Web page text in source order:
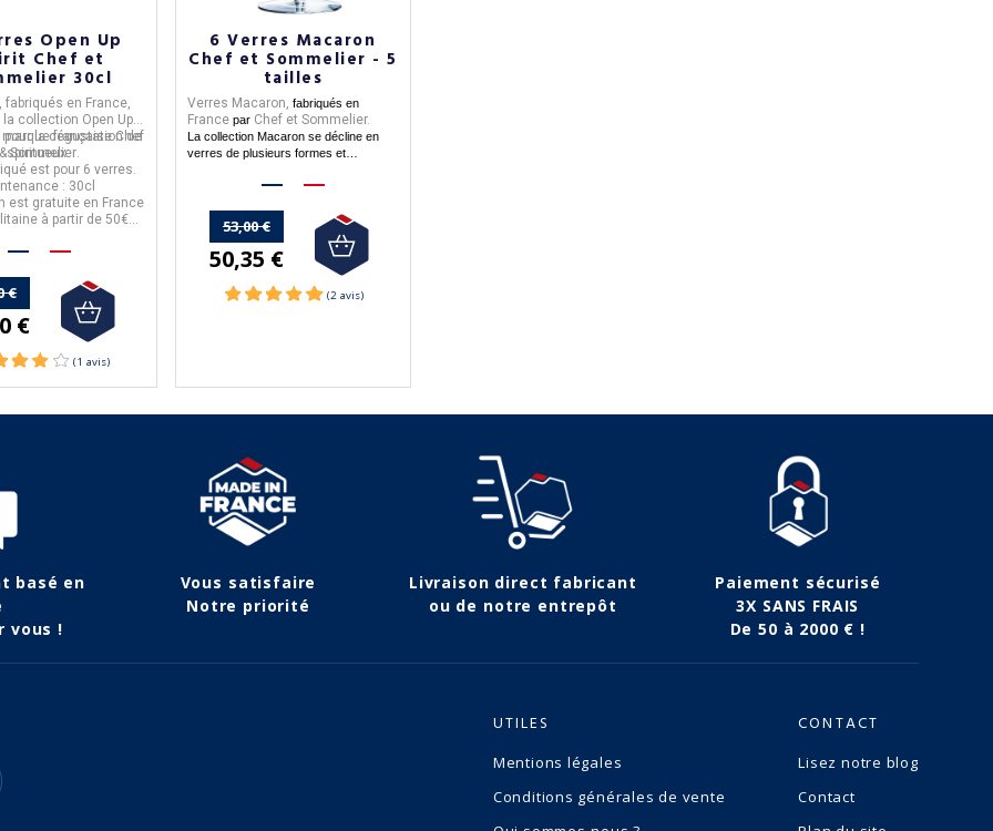
Open Up
Chef et
30cl
fabriqués en France,
la collection Open Up
françaiseChef
& Sommelier.
pour la dégustation de
spiritueux.
est pour 6 verres.
: 30cl
est gratuite en France
à partir de 50€
€
€
6 Verres Macaron
Chef et Sommelier - 5
tailles
Verres Macaron, fabriqués en
France par Chef et Sommelier.
La collection Macaronse décline en
verres de plusieurs formes et
53,00 €
50,35 €
basé en
vous !
Vous satisfaire
Notre priorité
Livraison direct fabricant
ou de notre entrepôt
Paiement sécurisé
3X SANS FRAIS
De 50 à 2000 € !
UTILES
Mentions légales
Conditions générales de vente
CONTACT
Lisez notre blog
Contact